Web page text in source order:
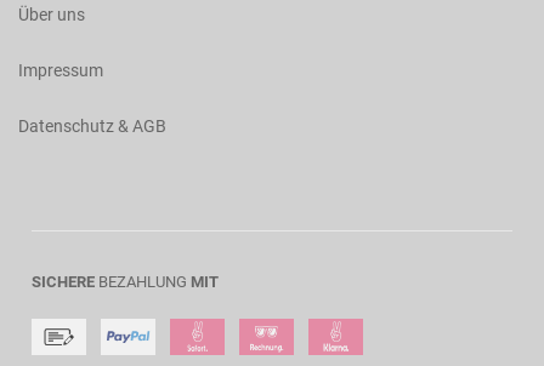
Über uns
Impressum
Datenschutz & AGB
SICHERE BEZAHLUNG MIT